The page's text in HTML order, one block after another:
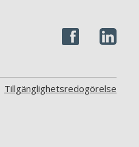
Tillgänglighetsredogörelse